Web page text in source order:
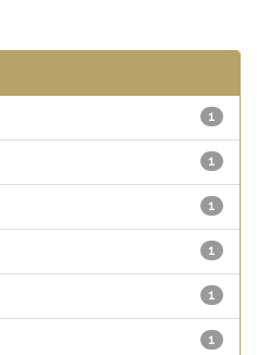
1
1
1
1
1
1